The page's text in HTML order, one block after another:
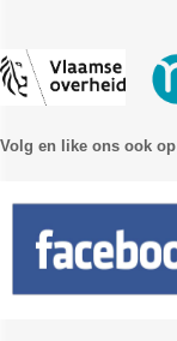
Volg en like ons ook op